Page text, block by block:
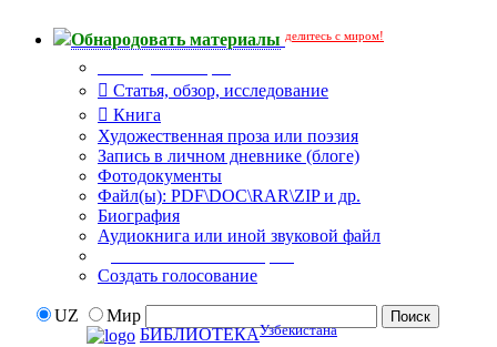
Обнародовать материалы делитесь с миром!
Статья, обзор, исследование
Книга
Художественная проза или поэзия
Запись в личном дневнике (блоге)
Фотодокументы
Файл(ы): PDF\DOC\RAR\ZIP и др.
Биография
Аудиокнига или иной звуковой файл
Создать голосование
UZ
Мир
БИБЛИОТЕКАУзбекистана